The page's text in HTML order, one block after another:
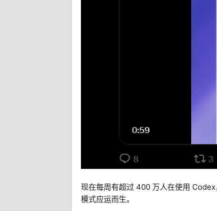
现在每周有超过 400 万人在使用
模式应运而生。